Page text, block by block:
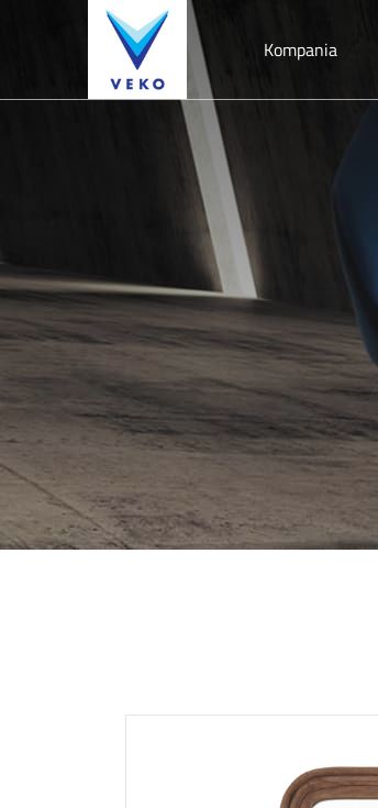
Kompania